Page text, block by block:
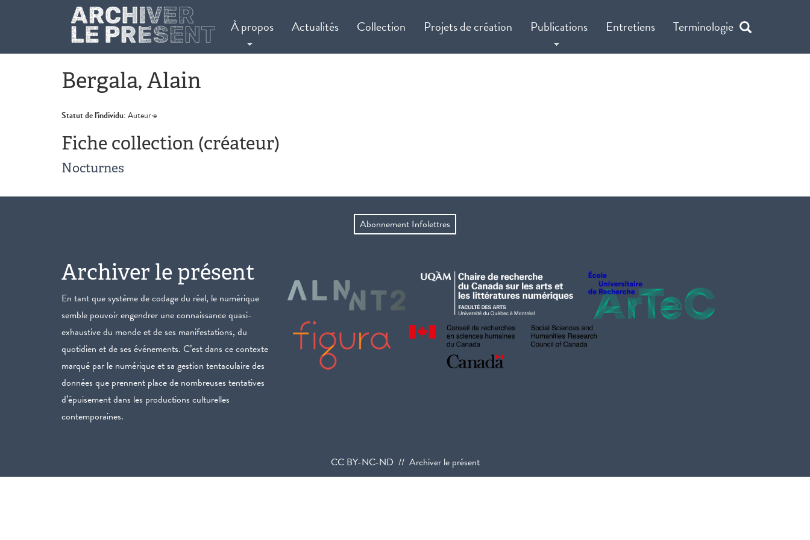
Aller au contenu principal
À propos Actualités Collection Projets de création Publications Entretiens Terminologie
Bergala, Alain
Statut de l'individu:Auteur·e
Fiche collection (créateur)
Nocturnes
Abonnement Infolettres
Archiver le présent
En tant que système de codage du réel, le numérique
semble pouvoir engendrer une connaissance quasi-
exhaustive du monde et de ses manifestations, du
quotidien et de ses événements. C’est dans ce contexte
marqué par le numérique et sa gestion tentaculaire des
données que prennent place de nombreuses tentatives
d’épuisement dans les productions culturelles
contemporaines.
CC BY-NC-ND // Archiver le présent